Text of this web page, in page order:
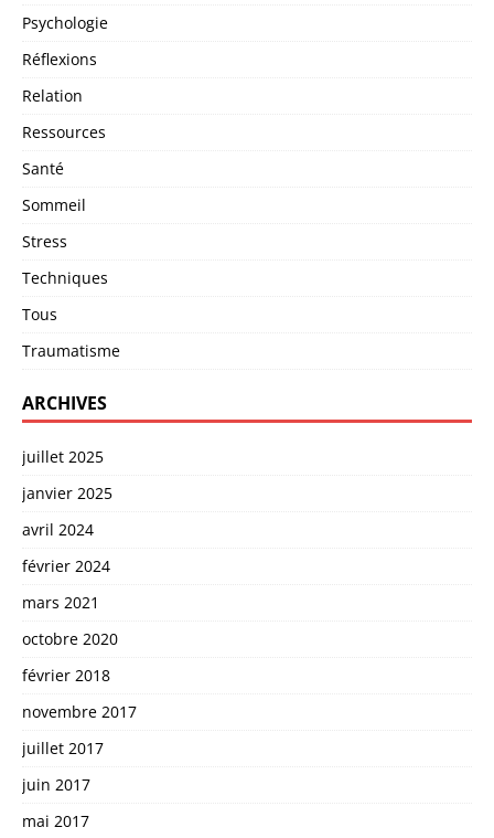
Psychologie
Réflexions
Relation
Ressources
Santé
Sommeil
Stress
Techniques
Tous
Traumatisme
ARCHIVES
juillet 2025
janvier 2025
avril 2024
février 2024
mars 2021
octobre 2020
février 2018
novembre 2017
juillet 2017
juin 2017
mai 2017